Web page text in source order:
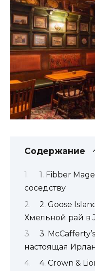
Содержание
1. Fibber
соседству
2. Goose
Хмельной рай в
3.
настоящая
4. Crown &